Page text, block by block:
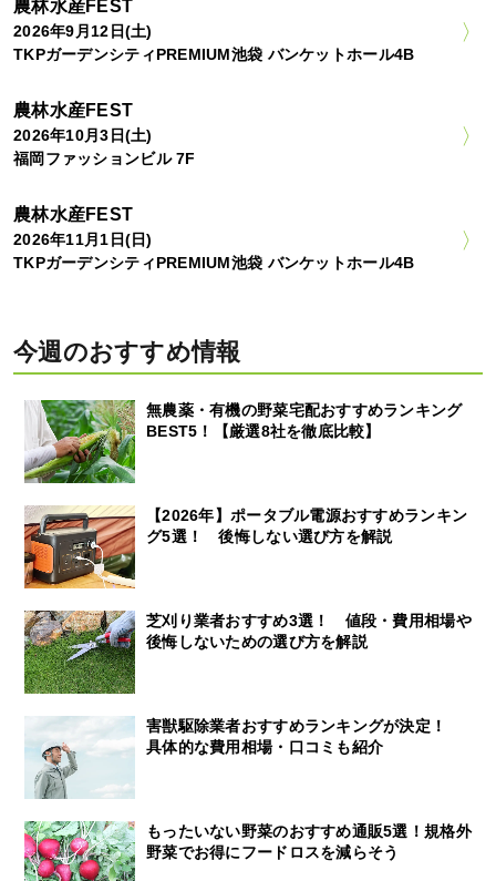
農林水産FEST
2026年9月12日(土)
TKPガーデンシティPREMIUM池袋 バンケットホール4B
農林水産FEST
2026年10月3日(土)
福岡ファッションビル 7F
農林水産FEST
2026年11月1日(日)
TKPガーデンシティPREMIUM池袋 バンケットホール4B
今週のおすすめ情報
無農薬・有機の野菜宅配おすすめランキング
BEST5！【厳選8社を徹底比較】
【2026年】ポータブル電源おすすめランキン
グ5選！ 後悔しない選び方を解説
芝刈り業者おすすめ3選！ 値段・費用相場や
後悔しないための選び方を解説
害獣駆除業者おすすめランキングが決定！
具体的な費用相場・口コミも紹介
もったいない野菜のおすすめ通販5選！規格外
野菜でお得にフードロスを減らそう